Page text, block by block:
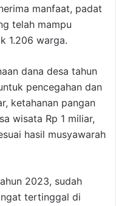
manfaat, padat
telah mampu
1.206 warga.
dana desa tahun
pencegahan dan
ketahanan pangan
wisata Rp 1 miliar,
hasil musyawarah
2023, sudah
tertinggal di